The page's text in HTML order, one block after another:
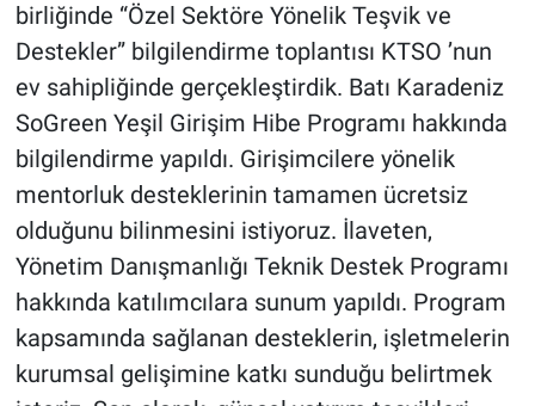
birliğinde “Özel Sektöre Yönelik Teşvik ve
Destekler” bilgilendirme toplantısı KTSO ’nun
ev sahipliğinde gerçekleştirdik. Batı Karadeniz
SoGreen Yeşil Girişim Hibe Programı hakkında
bilgilendirme yapıldı. Girişimcilere yönelik
mentorluk desteklerinin tamamen ücretsiz
olduğunu bilinmesini istiyoruz. İlaveten,
Yönetim Danışmanlığı Teknik Destek Programı
hakkında katılımcılara sunum yapıldı. Program
kapsamında sağlanan desteklerin, işletmelerin
kurumsal gelişimine katkı sunduğu belirtmek